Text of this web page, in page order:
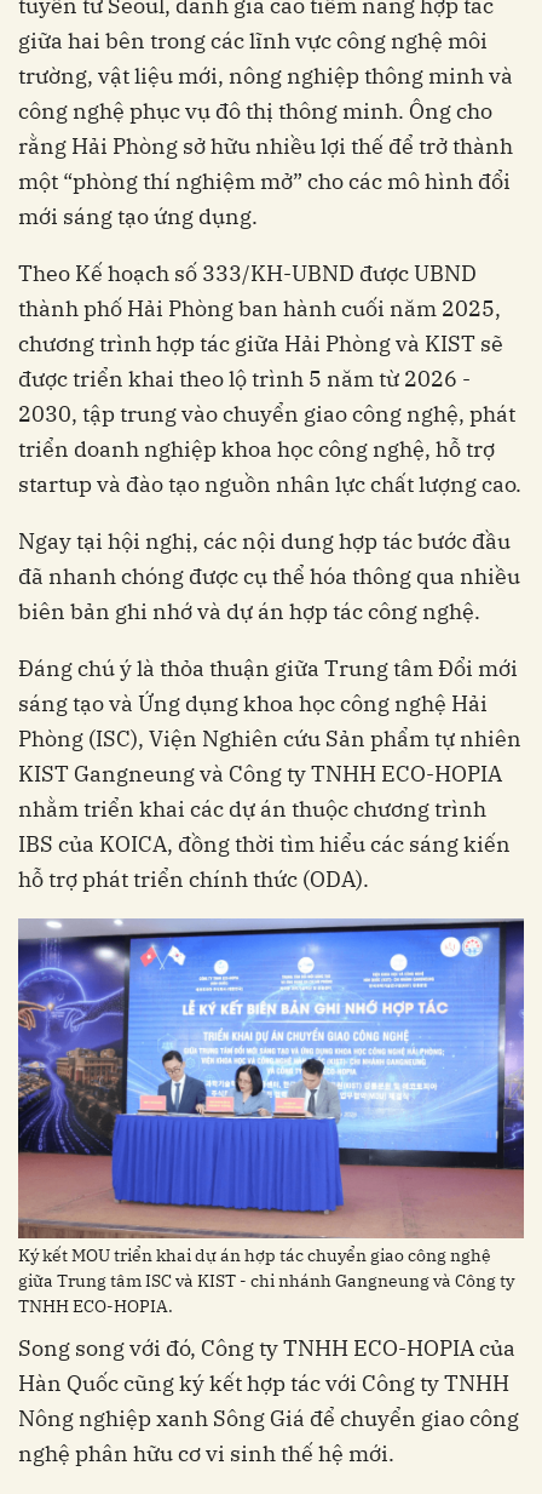
giữa hai bên trong các lĩnh vực công nghệ môi
trường, vật liệu mới, nông nghiệp thông minh và
công nghệ phục vụ đô thị thông minh. Ông cho
rằng Hải Phòng sở hữu nhiều lợi thế để trở thành
một “phòng thí nghiệm mở” cho các mô hình đổi
mới sáng tạo ứng dụng.
Theo Kế hoạch số 333/KH-UBND được UBND
thành phố Hải Phòng ban hành cuối năm 2025,
chương trình hợp tác giữa Hải Phòng và KIST sẽ
được triển khai theo lộ trình 5 năm từ 2026 -
2030, tập trung vào chuyển giao công nghệ, phát
triển doanh nghiệp khoa học công nghệ, hỗ trợ
startup và đào tạo nguồn nhân lực chất lượng cao.
Ngay tại hội nghị, các nội dung hợp tác bước đầu
đã nhanh chóng được cụ thể hóa thông qua nhiều
biên bản ghi nhớ và dự án hợp tác công nghệ.
Đáng chú ý là thỏa thuận giữa Trung tâm Đổi mới
sáng tạo và Ứng dụng khoa học công nghệ Hải
Phòng (ISC), Viện Nghiên cứu Sản phẩm tự nhiên
KIST Gangneung và Công ty TNHH ECO-HOPIA
nhằm triển khai các dự án thuộc chương trình
IBS của KOICA, đồng thời tìm hiểu các sáng kiến
hỗ trợ phát triển chính thức (ODA).
Ký kết MOU triển khai dự án hợp tác chuyển giao công nghệ
giữa Trung tâm ISC và KIST - chi nhánh Gangneung và Công ty
TNHH ECO-HOPIA.
Song song với đó, Công ty TNHH ECO-HOPIA của
Hàn Quốc cũng ký kết hợp tác với Công ty TNHH
Nông nghiệp xanh Sông Giá để chuyển giao công
nghệ phân hữu cơ vi sinh thế hệ mới.